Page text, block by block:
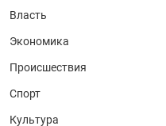
Власть
Экономика
Происшествия
Спорт
Культура